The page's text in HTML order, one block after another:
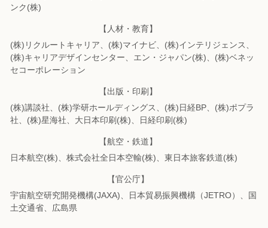
ンク(株)
【人材・教育】
(株)リクルートキャリア、(株)マイナビ、(株)インテリジェンス、
(株)キャリアデザインセンター、エン・ジャパン(株)、(株)ベネッ
セコーポレーション
【出版・印刷】
(株)講談社、(株)学研ホールディングス、(株)日経BP、(株)ポプラ
社、(株)星海社、 大日本印刷(株)、日経印刷(株)
【航空・鉄道】
日本航空(株)、株式会社全日本空輸(株)、東日本旅客鉄道(株)
【官公庁】
宇宙航空研究開発機構(JAXA)、日本貿易振興機構（JETRO）、国
土交通省、広島県